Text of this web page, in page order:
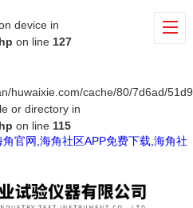
device in
on line 127
huwaixie.com/cache/80/7d6ad/
or directory in
on line 115
官网,海角社区APP免费下载,海角社